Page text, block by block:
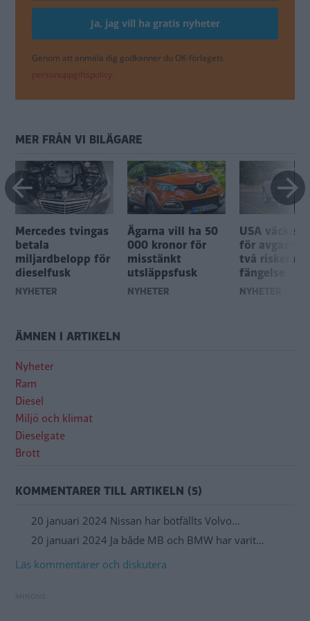
Genom att anmäla dig godkänner du OK-förlagets
personuppgiftspolicy.
MER FRÅN VI BILÄGARE
Mercedes tvingas
betala
miljardbelopp för
dieselfusk
NYHETER
Ägarna vill ha 50
000 kronor för
misstänkt
utsläppsfusk
NYHETER
USA väcker
för
två riskerar
fängelse
NYHETER
ÄMNEN I ARTIKELN
Nyheter
Ram
Diesel
Miljö och klimat
Dieselgate
Brott
KOMMENTARER TILL ARTIKELN (5)
20 januari 2024 Nissan har bötfällts Volvo…
20 januari 2024 Ja både MB och BMW har varit…
Läs kommentarer och diskutera